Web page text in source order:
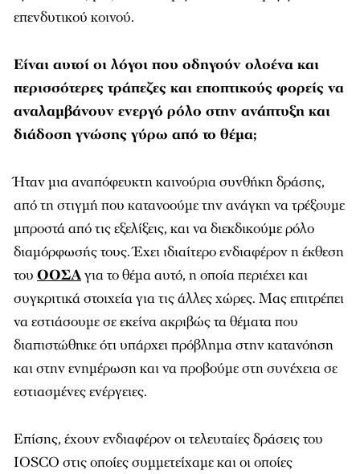
επενδυτικού κοινού.
Είναι αυτοί οι λόγοι που οδηγούν ολοένα και
περισσότερες τράπεζες και εποπτικούς φορείς να
αναλαμβάνουν ενεργό ρόλο στην ανάπτυξη και
διάδοση γνώσης γύρω από το θέμα;
Ήταν μια αναπόφευκτη καινούρια συνθήκη δράσης,
από τη στιγμή που κατανοούμε την ανάγκη να τρέξουμε
μπροστά από τις εξελίξεις, και να διεκδικούμε ρόλο
διαμόρφωσής τους. Έχει ιδιαίτερο ενδιαφέρον η έκθεση
του ΟΟΣΑγια το θέμα αυτό, η οποία περιέχει και
συγκριτικά στοιχεία για τις άλλες χώρες. Μας επιτρέπει
να εστιάσουμε σε εκείνα ακριβώς τα θέματα που
διαπιστώθηκε ότι υπάρχει πρόβλημα στην κατανόηση
και στην ενημέρωση και να προβούμε στη συνέχεια σε
εστιασμένες ενέργειες.
Επίσης, έχουν ενδιαφέρον οι τελευταίες δράσεις του
IOSCO στις οποίες συμμετείχαμε και οι οποίες